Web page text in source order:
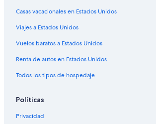
Hoteles con gimnasio en Mato Grosso del Sur
Hoteles con restaurante en Mato Grosso del Sur
Hoteles haciendas en Mato Grosso del Sur
Hostales en Mato Grosso del Sur
Casas vacacionales en Estados Unidos
Viajes a Estados Unidos
Vuelos baratos a Estados Unidos
Renta de autos en Estados Unidos
Todos los tipos de hospedaje
Políticas
Privacidad